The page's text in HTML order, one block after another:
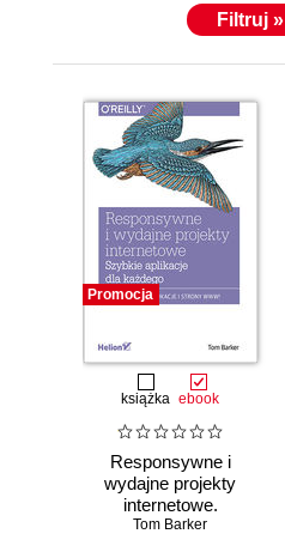
Filtruj »
Promocja
książka ebook
Responsywne i
wydajne projekty
internetowe.
Szybkie aplikacje
Tom Barker